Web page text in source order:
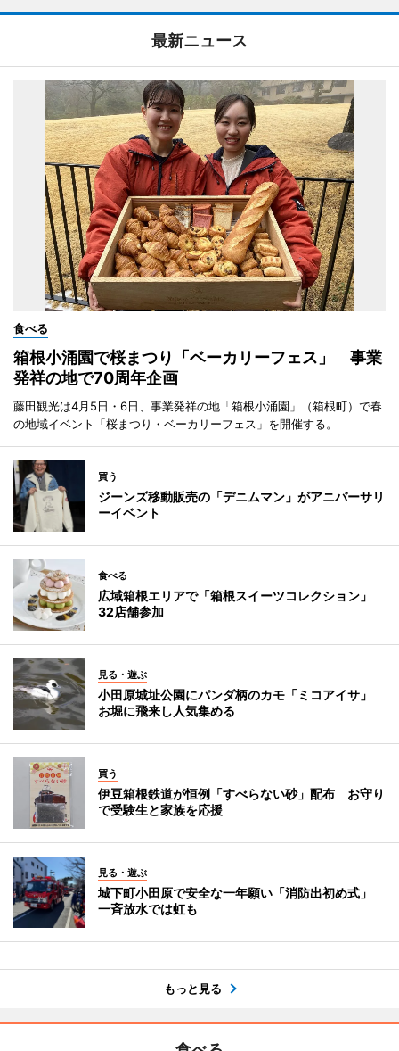
最新ニュース
食べる
箱根小涌園で桜まつり「ベーカリーフェス」 事業
発祥の地で70周年企画
藤田観光は4月5日・6日、事業発祥の地「箱根小涌園」（箱根町）で春
の地域イベント「桜まつり・ベーカリーフェス」を開催する。
買う
ジーンズ移動販売の「デニムマン」がアニバーサリ
ーイベント
食べる
広域箱根エリアで「箱根スイーツコレクション」
32店舗参加
見る・遊ぶ
小田原城址公園にパンダ柄のカモ「ミコアイサ」
お堀に飛来し人気集める
買う
伊豆箱根鉄道が恒例「すべらない砂」配布 お守り
で受験生と家族を応援
見る・遊ぶ
城下町小田原で安全な一年願い「消防出初め式」
一斉放水では虹も
もっと見る